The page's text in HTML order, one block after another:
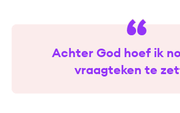
Achter God hoef ik
vraagteken te